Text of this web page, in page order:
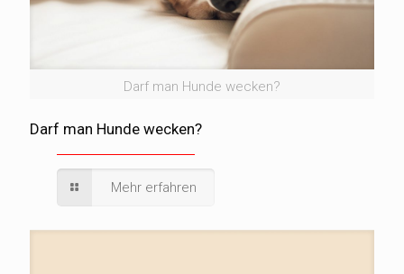
Darf man Hunde wecken?
Darf man Hunde wecken?
Mehr erfahren